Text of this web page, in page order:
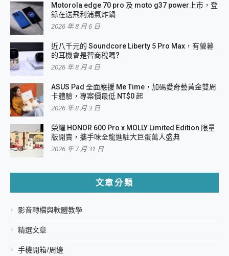
Motorola edge 70 pro 及 moto g37 power上市，登
錄在送飛利浦氣炸鍋
2026 年 8 月 6 日
近八千元的 Soundcore Liberty 5 Pro Max，有螢幕
的耳機會是智商稅嗎?
2026 年 8 月 4 日
ASUS Pad 全面應援 Me Time，加碼愛奇藝黃金雙周
卡體驗，專案價最低 NT$0 起
2026 年 8 月 3 日
榮耀 HONOR 600 Pro x MOLLY Limited Edition 限量
版開賣，攜手味全龍進駐大巨蛋萬人盛典
2026 年 7 月 31 日
文章分類
影音轉檔與軟體教學
精選文章
手機開箱/周邊